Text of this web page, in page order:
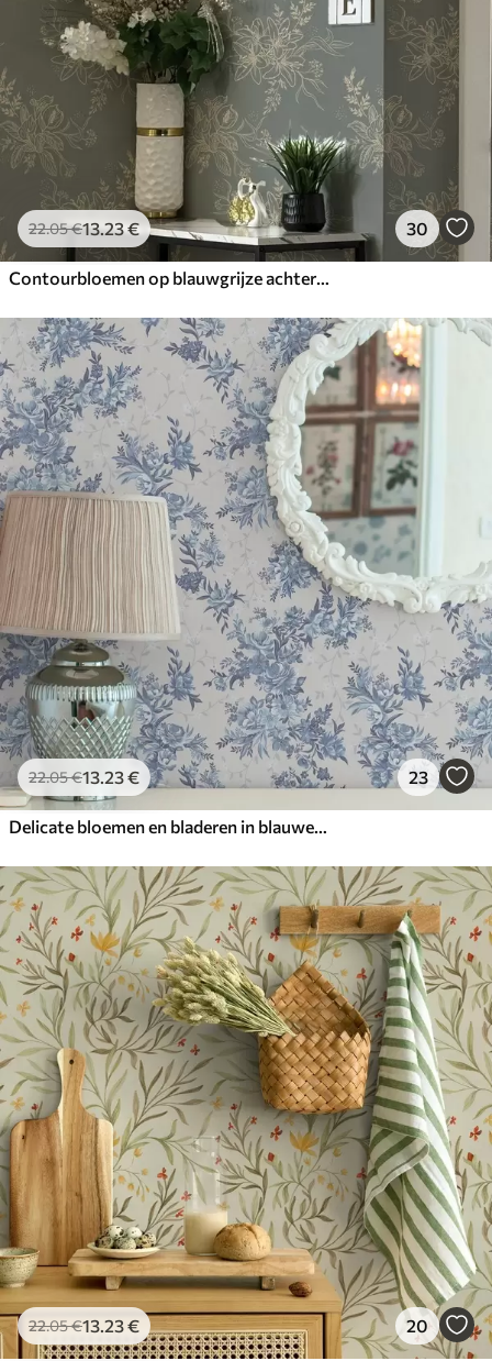
22.05€13.23€ 30
Contourbloemen op blauwgrijze achtergrond, elegant botanisch patroon
22.05€13.23€ 23
Delicate bloemen en bladeren in blauwe en blauwe kleuren op een lichte achtergrond
22.05€13.23€ 20